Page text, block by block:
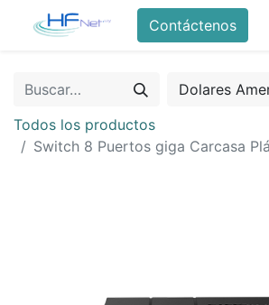
Contáctenos
Dolares
Todos los productos
Switch 8 Puertos giga Carcasa